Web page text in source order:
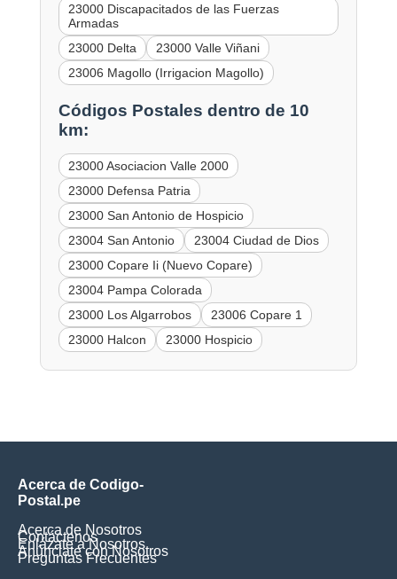
23000 Discapacitados de las Fuerzas
Armadas
23000 Delta
23000 Valle Viñani
23006 Magollo (Irrigacion Magollo)
Códigos Postales dentro de 10
km:
23000 Asociacion Valle 2000
23000 Defensa Patria
23000 San Antonio de Hospicio
23004 San Antonio
23004 Ciudad de Dios
23000 Copare Ii (Nuevo Copare)
23004 Pampa Colorada
23000 Los Algarrobos
23006 Copare 1
23000 Halcon
23000 Hospicio
Acerca de Codigo-
Postal.pe
Acerca de Nosotros
Contáctenos
Enlázate a Nosotros
Anúnciate con Nosotros
Preguntas Frecuentes